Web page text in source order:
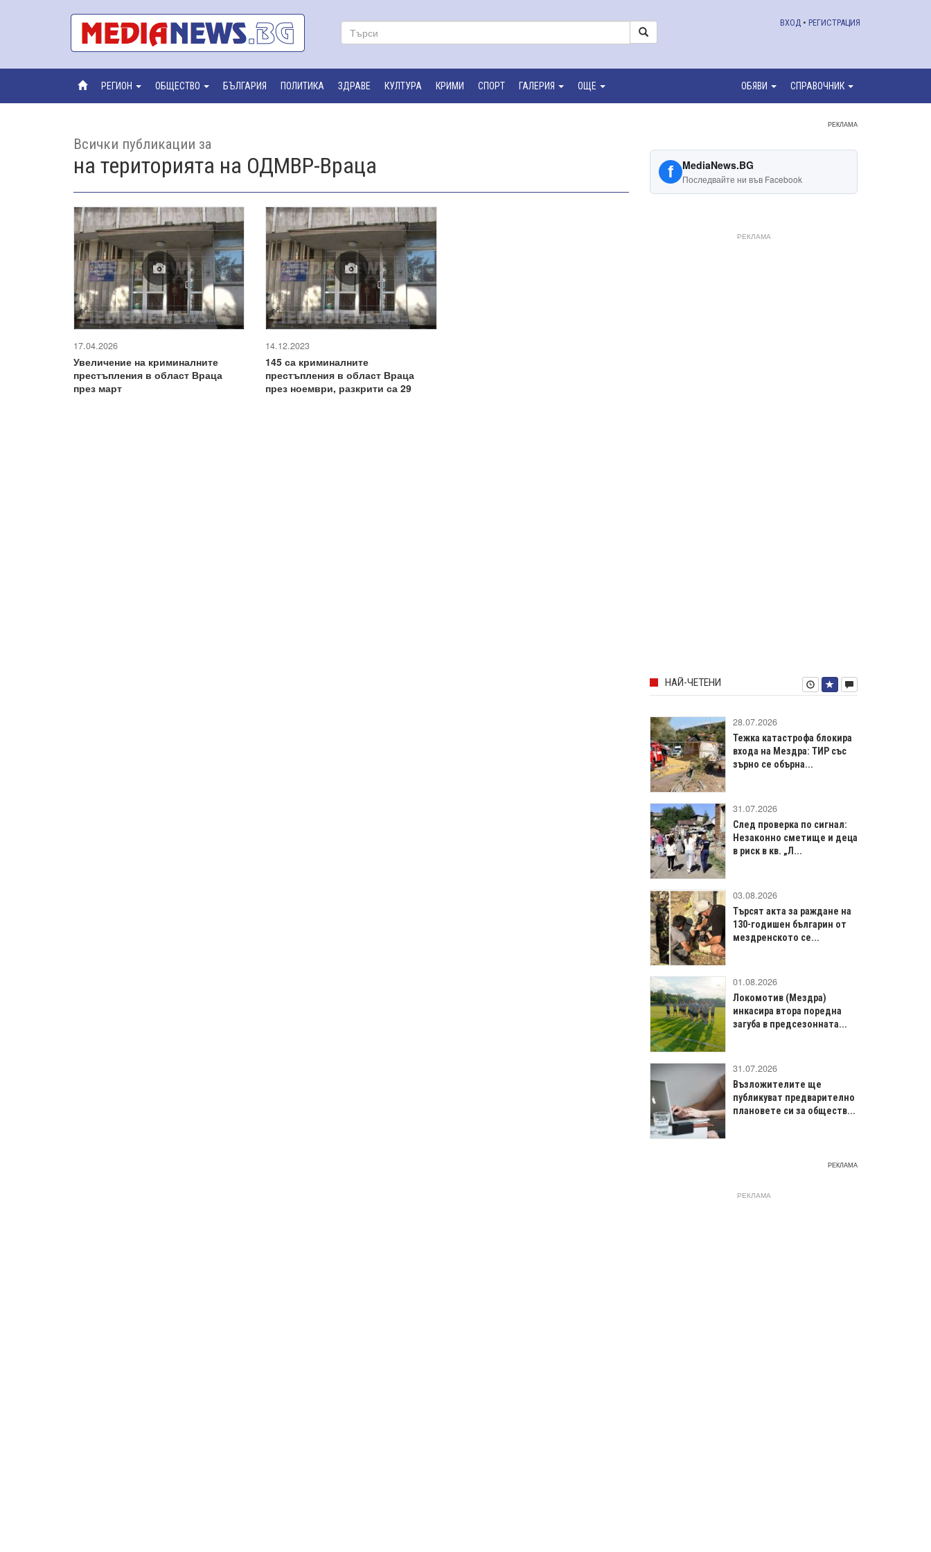
ВХОД • РЕГИСТРАЦИЯ
РЕГИОН ОБЩЕСТВО БЪЛГАРИЯ ПОЛИТИКА ЗДРАВЕ КУЛТУРА КРИМИ СПОРТ ГАЛЕРИЯ ОЩЕ ОБЯВИ СПРАВОЧНИК
Всички публикации за
на територията на ОДМВР-Враца
17.04.2026
Увеличение на криминалните
престъпления в област Враца
през март
14.12.2023
145 са криминалните
престъпления в област Враца
през ноември, разкрити са 29
РЕКЛАМА
f MediaNews.BG
Последвайте ни във Facebook
РЕКЛАМА
НАЙ-ЧЕТЕНИ
28.07.2026
Тежка катастрофа блокира
входа на Мездра: ТИР със
зърно се обърна...
31.07.2026
След проверка по сигнал:
Незаконно сметище и деца
в риск в кв. „Л...
03.08.2026
Търсят акта за раждане на
130-годишен българин от
мездренското се...
01.08.2026
Локомотив (Мездра)
инкасира втора поредна
загуба в предсезонната...
31.07.2026
Възложителите ще
публикуват предварително
плановете си за обществ...
РЕКЛАМА
РЕКЛАМА